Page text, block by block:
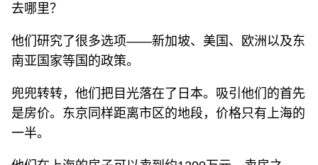
去哪里？
他们研究了很多选项——新加坡、美国、欧洲以及东
南亚国家等国的政策。
兜兜转转，他们把目光落在了日本。吸引他们的首先
是房价。东京同样距离市区的地段，价格只有上海的
一半。